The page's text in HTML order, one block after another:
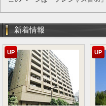
新着情報
UP UP